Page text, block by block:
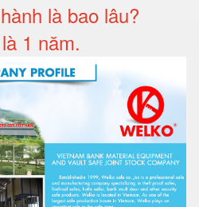
là bao lâu?
1 năm.